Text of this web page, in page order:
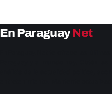
En ParaguayNet